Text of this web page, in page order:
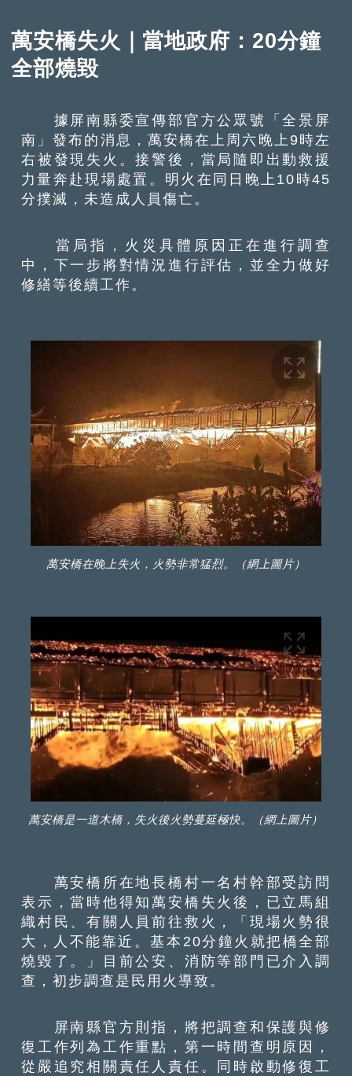
萬安橋失火｜當地政府：20分鐘
全部燒毀
據屏南縣委宣傳部官方公眾號「全景屏
南」發布的消息，萬安橋在上周六晚上9時左
右被發現失火。接警後，當局隨即出動救援
力量奔赴現場處置。明火在同日晚上10時45
分撲滅，未造成人員傷亡。
當局指，火災具體原因正在進行調查
中，下一步將對情況進行評估，並全力做好
修繕等後續工作。
萬安橋在晚上失火，火勢非常猛烈。（網上圖片）
萬安橋是一道木橋，失火後火勢蔓延極快。（網上圖片）
萬安橋所在地長橋村一名村幹部受訪問
表示，當時他得知萬安橋失火後，已立馬組
織村民、有關人員前往救火，「現場火勢很
大，人不能靠近。基本20分鐘火就把橋全部
燒毀了。」目前公安、消防等部門已介入調
查，初步調查是民用火導致。
屏南縣官方則指，將把調查和保護與修
復工作列為工作重點，第一時間查明原因，
從嚴追究相關責任人責任。同時啟動修復工